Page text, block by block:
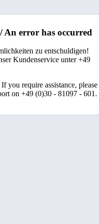
An error has occurred
zu entschuldigen!
Kundenservice unter +49
you require assistance, please
on +49 (0)30 - 81097 - 601.